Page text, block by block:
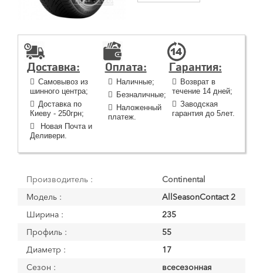
Доставка:
Самовывоз из
шинного центра;
Доставка по
Киеву - 250грн;
Новая Почта и
Деливери.
Оплата:
Наличные;
Безналичные;
Наложенный
платеж.
Гарантия:
Возврат в
течение 14 дней;
Заводская
гарантия до 5лет.
Производитель :
Continental
Модель :
AllSeasonContact 2
Ширина :
235
Профиль :
55
Диаметр :
17
Сезон :
всесезонная